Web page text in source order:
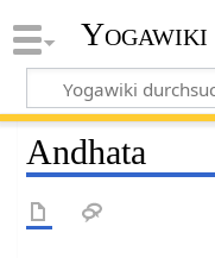
Yogawiki
Andhata